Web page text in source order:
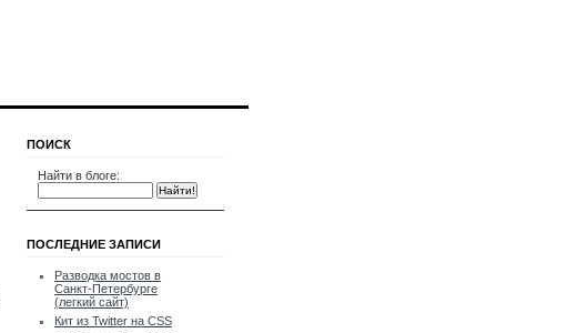
ПОИСК
Найти в блоге:
ПОСЛЕДНИЕ ЗАПИСИ
Разводка мостов в
Санкт-Петербурге
(легкий сайт)
Кит из Twitter на CSS